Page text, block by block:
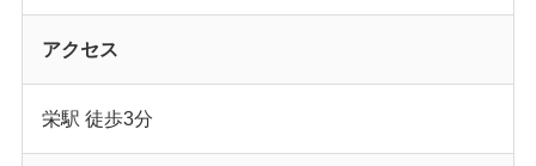
アクセス
栄駅 徒歩3分